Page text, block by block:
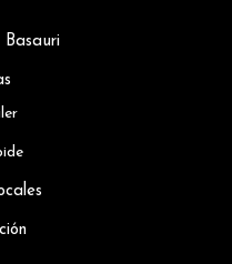
Basauri